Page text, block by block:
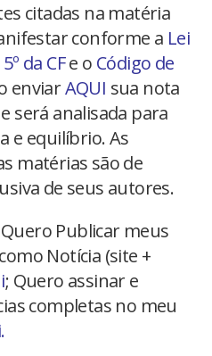
citadas na matéria
conforme a Lei
da CFe o Código de
enviarAQUI sua nota
será analisada para
e equilíbrio. As
matérias são de
de seus autores.
Quero Publicar meus
Notícia (site +
; Quero assinar e
completas no meu